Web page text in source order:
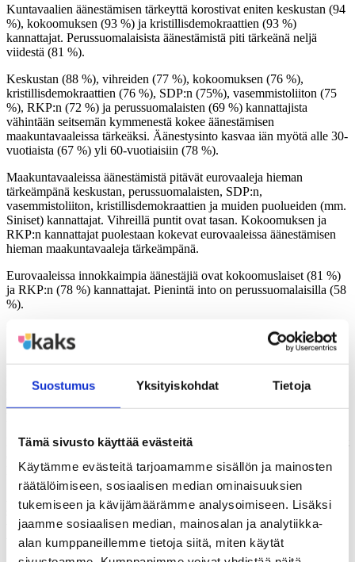
Suostumus Yksityiskohdat Tietoja
Tämä sivusto käyttää evästeitä
Käytämme evästeitä tarjoamamme sisällön ja mainosten
räätälöimiseen, sosiaalisen median ominaisuuksien
tukemiseen ja kävijämäärämme analysoimiseen. Lisäksi
jaamme sosiaalisen median, mainosalan ja analytiikka-
alan kumppaneillemme tietoja siitä, miten käytät
Kuntavaalien äänestämisen tärkeyttä korostivat eniten keskustan (94
%), kokoomuksen (93 %) ja kristillisdemokraattien (93 %)
kannattajat. Perussuomalaisista äänestämistä piti tärkeänä neljä
viidestä (81 %).
Keskustan (88 %), vihreiden (77 %), kokoomuksen (76 %),
kristillisdemokraattien (76 %), SDP:n (75%), vasemmistoliiton (75
%), RKP:n (72 %) ja perussuomalaisten (69 %) kannattajista
vähintään seitsemän kymmenestä kokee äänestämisen
maakuntavaaleissa tärkeäksi. Äänestysinto kasvaa iän myötä alle 30-
vuotiaista (67 %) yli 60-vuotiaisiin (78 %).
Maakuntavaaleissa äänestämistä pitävät eurovaaleja hieman
tärkeämpänä keskustan, perussuomalaisten, SDP:n,
vasemmistoliiton, kristillisdemokraattien ja muiden puolueiden (mm.
Siniset) kannattajat. Vihreillä puntit ovat tasan. Kokoomuksen ja
RKP:n kannattajat puolestaan kokevat eurovaaleissa äänestämisen
hieman maakuntavaaleja tärkeämpänä.
Eurovaaleissa innokkaimpia äänestäjiä ovat kokoomuslaiset (81 %)
ja RKP:n (78 %) kannattajat. Pienintä into on perussuomalaisilla (58
%).
Yli puolet suomalaisista haluaisi valita maakuntajohtajan (53
%) ja kuntajohtajan (55 %) suorassa kansanvaalissa
perussuomalaisten (64 %), kristillisdemokraattien (61 %),
Kuntajohtajan suoran vaalin haluavat pontevimmin perussuomalaiset
Pienintä kiinnostus on vihreillä (48 %) ja RKP:lla (52 %).
Aloiteoikeutta maakuntaa koskevissa asioissa pitää tärkeänä
seitsemän kymmenestä (71 %). Tärkeintä se on keskustan (81 %) ja
vasemmistoliiton (81 %) kannattajille. Tämäkin asia on muita
vähemmän kiinnostava RKP:n (57 %) kannattajille.